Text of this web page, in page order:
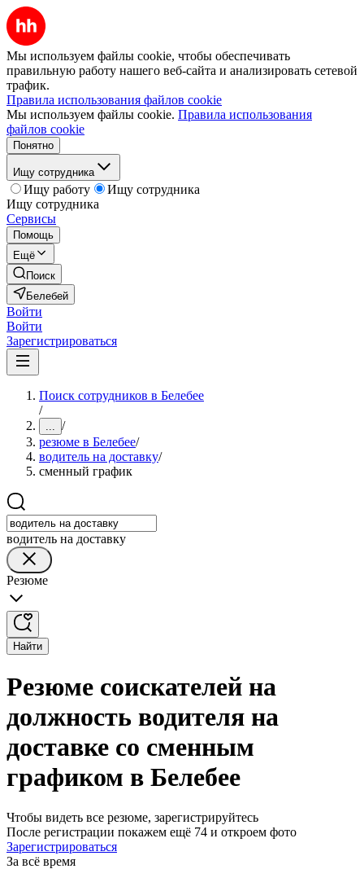
Мы используем файлы cookie, чтобы обеспечивать
правильную работу нашего веб-сайта и анализировать сетевой
трафик.
Правила использования файлов cookie
Мы используем файлы cookie. Правила использования
файлов cookie
Понятно
Ищу сотрудника
Ищу работу
Ищу сотрудника
Ищу сотрудника
Сервисы
Помощь
Ещё
Поиск
Белебей
Войти
Войти
Зарегистрироваться
Поиск сотрудников в Белебее
/
... /
резюме в Белебее/
водитель на доставку/
сменный график
водитель на доставку
Резюме
Найти
Резюме соискателей на
должность водителя на
доставке со сменным
графиком в Белебее
Чтобы видеть все резюме, зарегистрируйтесь
После регистрации покажем ещё 74 и откроем фото
Зарегистрироваться
За всё время